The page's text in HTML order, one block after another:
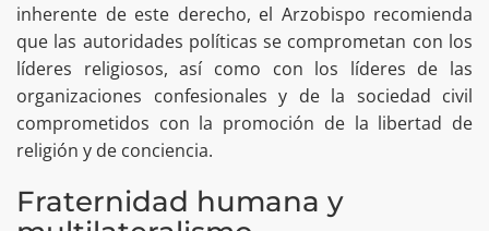
inherente de este derecho, el Arzobispo recomienda
que las autoridades políticas se comprometan con los
líderes religiosos, así como con los líderes de las
organizaciones confesionales y de la sociedad civil
comprometidos con la promoción de la libertad de
religión y de conciencia.
Fraternidad humana y